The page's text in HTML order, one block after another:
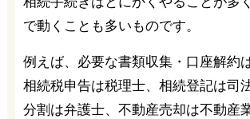
で動くことも多いものです。
例えば、必要な書類収集・口座解約
相続税申告は税理士、相続登記は司
分割は弁護士、不動産売却は不動産